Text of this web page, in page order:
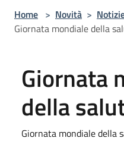
Home > Novità >
Giornata mondiale della
Giornata
della
Giornata mondiale della